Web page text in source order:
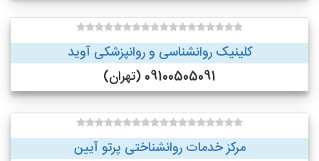
کلینیک روانشناسی و روانپزشکی آوید
09100505091 (تهران)
مرکز خدمات روانشناختی پرتو آیین